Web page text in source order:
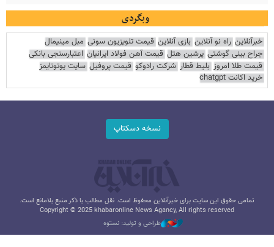
وبگردی
خبرآنلاین راه نو آنلاین بازی آنلاین قیمت تلویزیون سونی مبل مینیمال
جراح بینی گوشتی پرشین هتل قیمت آهن فولاد ایرانیان اعتبارسنجی بانکی
قیمت طلا امروز بلیط قطار شرکت رادوکو قیمت پروفیل سایت یوتوتایمز
خرید اکانت chatgpt
نسخه دسکتاپ
تمامی حقوق این سایت برای خبرآنلاین محفوظ است. نقل مطالب با ذکر منبع بلامانع است.
Copyright © 2025 khabaronline News Agancy, All rights reserved
طراحی و تولید: نستوه